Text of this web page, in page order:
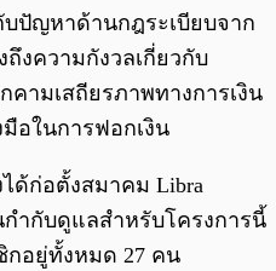
ปัญหาด้านกฎระเบียบจาก
งความกังวลเกี่ยวกับ
ามเสถียรภาพทางการเงิน
อในการฟอกเงิน
ด้ก่อตั้งสมาคม Libra
กำกับดูแลสำหรับโครงการนี้
อยู่ทั้งหมด 27 คน